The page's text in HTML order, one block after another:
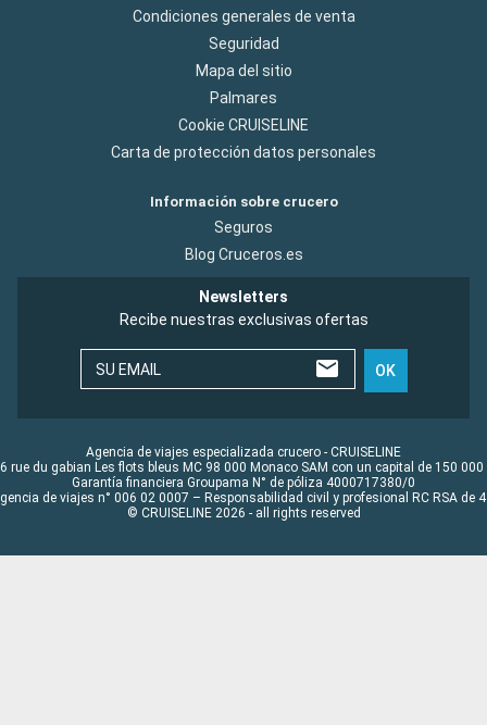
Condiciones generales de venta
Seguridad
Mapa del sitio
Palmares
Cookie CRUISELINE
Carta de protección datos personales
Información sobre crucero
Seguros
Blog Cruceros.es
Newsletters
Recibe nuestras exclusivas ofertas
SU EMAIL OK
Agencia de viajes especializada crucero - CRUISELINE
rue du gabian Les flots bleus MC 98 000 Monaco SAM con un capital de 150 000
Garantía financiera Groupama N° de póliza 4000717380/0
de viajes n° 006 02 0007 – Responsabilidad civil y profesional RC RSA de
© CRUISELINE 2026 - all rights reserved